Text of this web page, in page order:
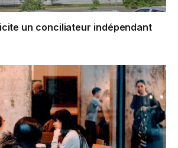
un conciliateur indépendant